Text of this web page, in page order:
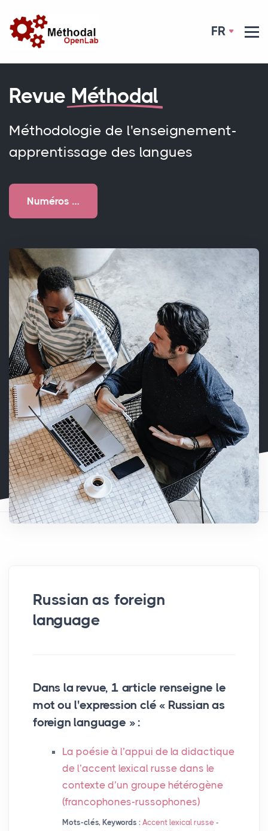
FR
Revue Méthodal
Méthodologie de l'enseignement-
apprentissage des langues
Numéros …
Russian as foreign
language
Dans la revue, 1 article renseigne le
mot ou l'expression clé « Russian as
foreign language » :
La poésie à l’appui de la didactique
de l’accent lexical russe dans le
contexte d’un groupe hétérogène
(francophones-russophones)
Mots-clés, Keywords : Accent lexical russe -